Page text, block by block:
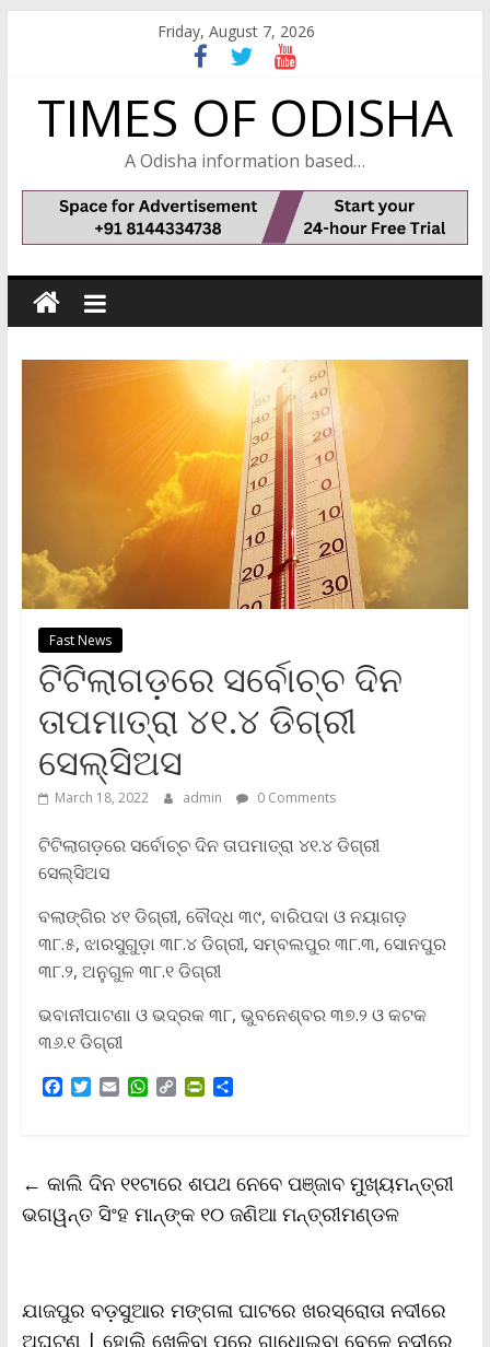
Friday, August 7, 2026
TIMES OF ODISHA
A Odisha information based…
Fast News
ଟିଟିଲାଗଡ଼ରେ ସର୍ବୋଚ୍ଚ ଦିନ
ତାପମାତ୍ରା ୪୧.୪ ଡିଗ୍ରୀ
ସେଲ୍‌ସିଅସ
March 18, 2022 admin 0 Comments
ଟିଟିଲାଗଡ଼ରେ ସର୍ବୋଚ୍ଚ ଦିନ ତାପମାତ୍ରା ୪୧.୪ ଡିଗ୍ରୀ
ସେଲ୍‌ସିଅସ
ବଲାଙ୍ଗିର ୪୧ ଡିଗ୍ରୀ, ବୌଦ୍ଧ ୩୯, ବାରିପଦା ଓ ନୟାଗଡ଼
୩୮.୫, ଝାରସୁଗୁଡ଼ା ୩୮.୪ ଡିଗ୍ରୀ, ସମ୍ବଲପୁର ୩୮.୩, ସୋନପୁର
୩୮.୨, ଅନୁଗୁଳ ୩୮.୧ ଡିଗ୍ରୀ
ଭବାନୀପାଟଣା ଓ ଭଦ୍ରକ ୩୮, ଭୁବନେଶ୍ବର ୩୭.୨ ଓ କଟକ
୩୬.୧ ଡିଗ୍ରୀ
F
o
o
k
T
e
r
E
W
A
p
p
C
i
n
k
P
F
r
i
l
y
S
← କାଲି ଦିନ ୧୧ଟାରେ ଶପଥ ନେବେ ପଞ୍ଜାବ ମୁଖ୍ୟମନ୍ତ୍ରୀ
ଭଗୱନ୍ତ ସିଂହ ମାନ୍‌ଙ୍କ ୧୦ ଜଣିଆ ମନ୍ତ୍ରୀମଣ୍ଡଳ
ଯାଜପୁର ବଡ଼ସୁଆର ମଙ୍ଗଳା ଘାଟରେ ଖରସ୍ରୋତା ନଦୀରେ
ଅଘଟଣ | ହୋଲି ଖେଳିବା ପରେ ଗାଧୋଇବା ବେଳେ ନଦୀରେ